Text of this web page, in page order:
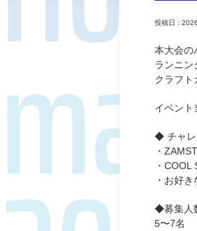
投稿日 :
本大会の
ランニン
クラフト
イベント
◆ チャレ
・
・COOL
・お好
◆募集人
5〜7名